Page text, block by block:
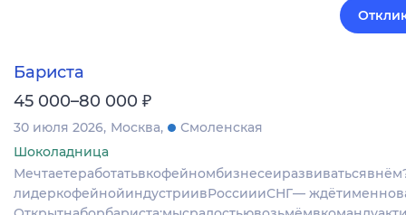
Бариста
45 000–80 000 ₽
30 июля 2026 Москва
Смоленская
Шоколадница
лидеркофейнойиндустриивРоссиииСНГ—